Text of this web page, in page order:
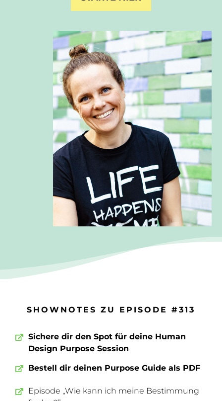
SHOWNOTES ZU EPISODE #313
Sichere dir den Spot für deine Human
Design Purpose Session
Bestell dir deinen Purpose Guide als PDF
Episode „Wie kann ich meine Bestimmung